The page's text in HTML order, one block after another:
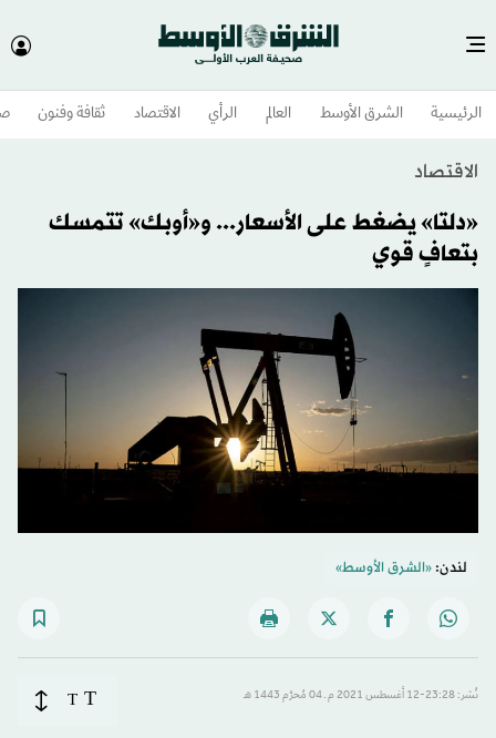
الرئيسية الشرق الأوسط​ العالم الرأي الاقتصاد ثقافة وفنون
الاقتصاد
«دلتا» يضغط على الأسعار... و«أوبك» تتمسك
بتعافٍ قوي
لندن:«الشرق الأوسط»
نُشر: 23:28-12 أغسطس 2021 م ـ 04 مُحرَّم 1443 هـ T
T